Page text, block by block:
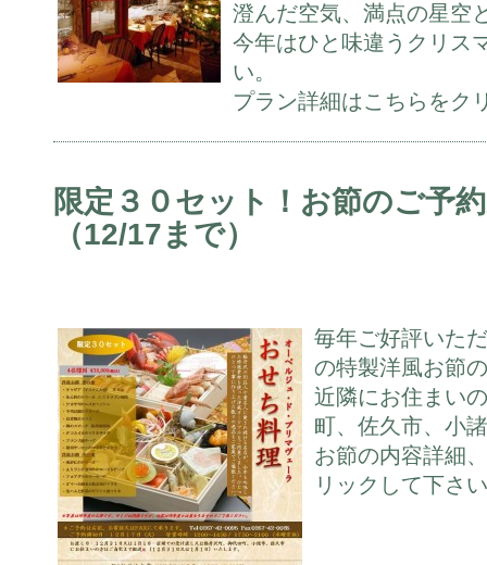
澄んだ空気、満点の星空
今年はひと味違うクリス
い。
プラン詳細はこちらをク
限定３０セット！お節のご予
（12/17まで）
毎年ご好評いた
の特製洋風お節
近隣にお住まい
町、佐久市、小
お節の内容詳細
リックして下さ